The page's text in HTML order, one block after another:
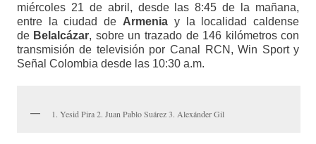
miércoles 21 de abril, desde las 8:45 de la mañana,
entre la ciudad de Armenia y la localidad caldense
de Belalcázar, sobre un trazado de 146 kilómetros con
transmisión de televisión por Canal RCN, Win Sport y
Señal Colombia desde las 10:30 a.m.
1. Yesid Pira 2. Juan Pablo Suárez 3. Alexánder Gil